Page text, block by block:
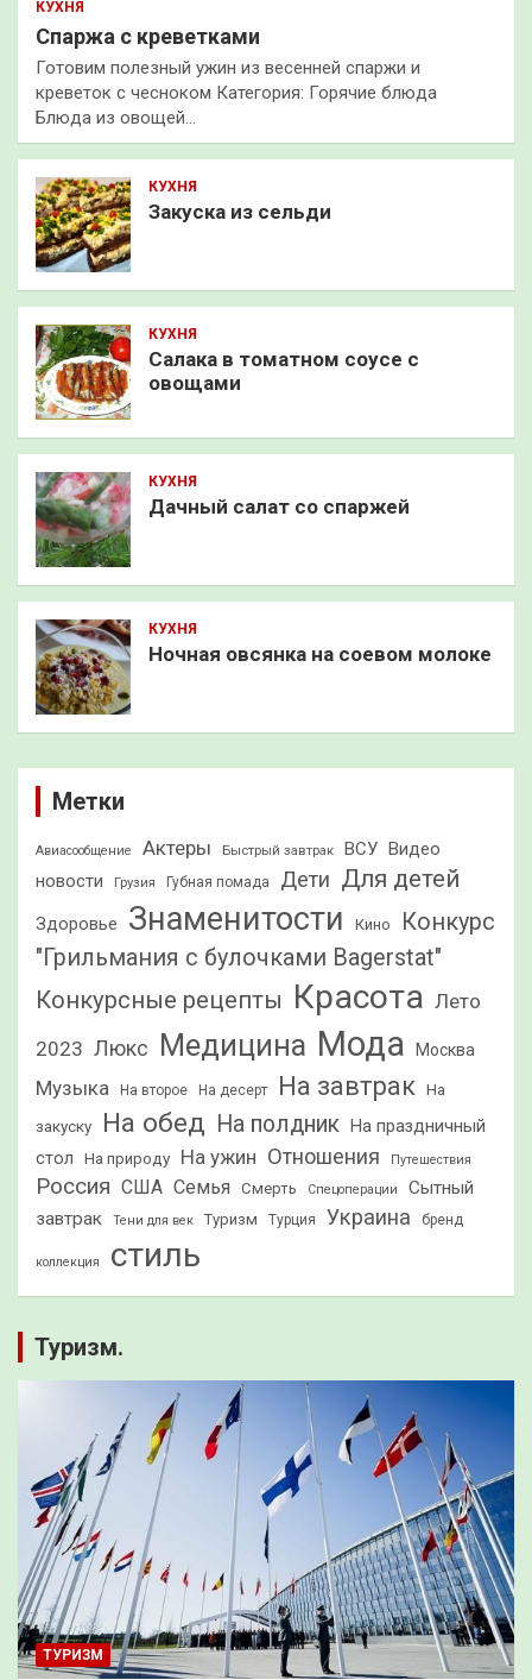
КУХНЯ
Спаржа с креветками
Готовим полезный ужин из весенней спаржи и
креветок с чесноком Категория: Горячие блюда
Блюда из овощей…
КУХНЯ
Закуска из сельди
КУХНЯ
Салака в томатном соусе с
овощами
КУХНЯ
Дачный салат со спаржей
КУХНЯ
Ночная овсянка на соевом молоке
Метки
Авиасообщение Актеры Быстрый завтрак ВСУ Видео
новости
Грузия Губная помада Дети Для детей
Здоровье Знаменитости Кино
Конкурс
"Грильмания с булочками Bagerstat"
Конкурсные рецепты Красота Лето
2023 Люкс Медицина Мода Москва
Музыка На второе На десерт На завтрак На
закуску На обед На полдник На праздничный
стол
На природу На ужин Отношения Путешествия
Россия США Семья Смерть Спецоперации
Сытный
завтрак
Тени для век Туризм Турция Украина бренд
коллекция стиль
Туризм.
ТУРИЗМ